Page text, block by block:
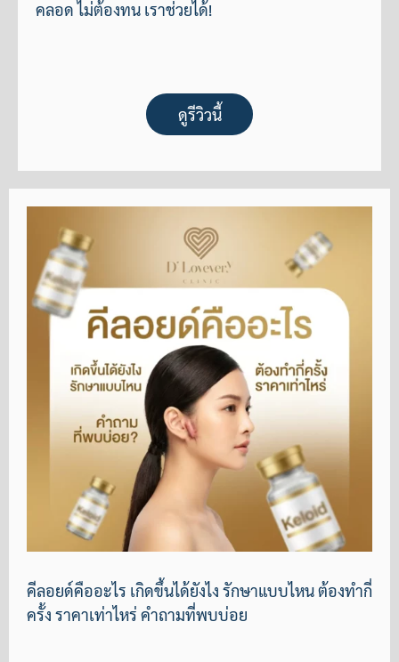
คลอด ไม่ต้องทน เราช่วยได้!
ดูรีวิวนี้
คีลอยด์คืออะไร เกิดขึ้นได้ยังไง รักษาแบบไหน ต้องทำกี่
ครั้ง ราคาเท่าไหร่ คำถามที่พบบ่อย